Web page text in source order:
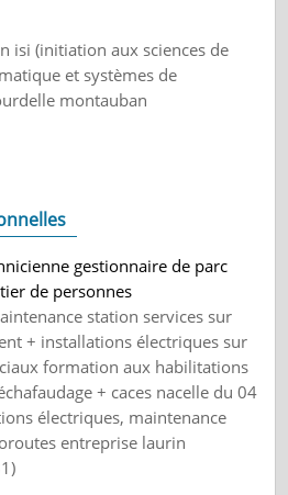
isi (initiation aux sciences de
et systèmes de
montauban
gestionnaire de parc
de personnes
station services sur
+ installations électriques sur
formation aux habilitations
+ caces nacelle du 04
électriques, maintenance
entreprise laurin